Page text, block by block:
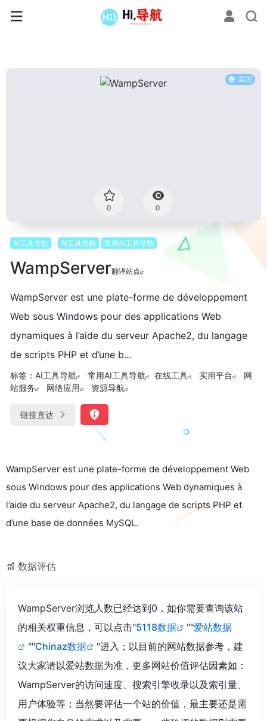
美国
0 0
AI工具导航 AI工具导航 常用AI工具导航
WampServer翻译站点
WampServer est une plate-forme de développement
Web sous Windows pour des applications Web
dynamiques à l’aide du serveur Apache2, du langage
de scripts PHP et d’une b...
标签： AI工具导航 常用AI工具导航 在线工具 实用平台
网
站服务
网络应用 资源导航
链接直达
WampServer est une plate-forme de développement Web
sous Windows pour des applications Web dynamiques à
l’aide du serveur Apache2, du langage de scripts PHP et
d’une base de données MySQL.
数据评估
WampServer浏览人数已经达到0，如你需要查询该站
的相关权重信息，可以点击"5118数据 ""爱站数据
""Chinaz数据
"进入；以目前的网站数据参考，建
议大家请以爱站数据为准，更多网站价值评估因素如：
WampServer的访问速度、搜索引擎收录以及索引量、
用户体验等；当然要评估一个站的价值，最主要还是需